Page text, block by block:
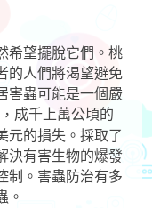
希望擺脫它們。桃
的人們將渴望避免
害蟲可能是一個嚴
， 成千上萬公頃的
元的損失。採取了
決有害生物的爆發
制。害蟲防治有多
。